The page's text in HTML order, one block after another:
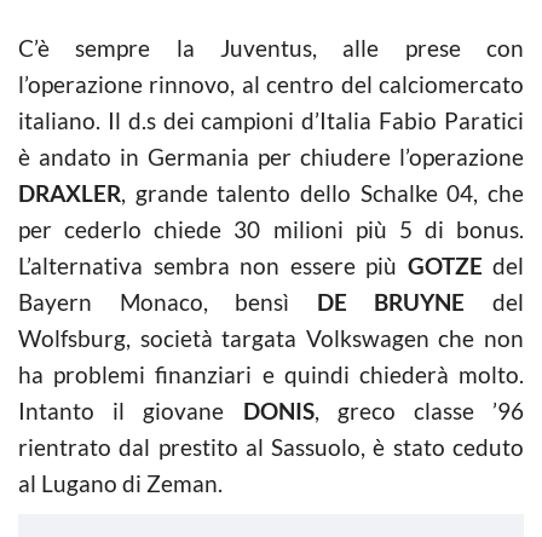
C’è sempre la Juventus, alle prese con
l’operazione rinnovo, al centro del calciomercato
italiano. Il d.s dei campioni d’Italia Fabio Paratici
è andato in Germania per chiudere l’operazione
DRAXLER, grande talento dello Schalke 04, che
per cederlo chiede 30 milioni più 5 di bonus.
L’alternativa sembra non essere più GOTZE del
Bayern Monaco, bensì DE BRUYNE del
Wolfsburg, società targata Volkswagen che non
ha problemi finanziari e quindi chiederà molto.
Intanto il giovane DONIS, greco classe ’96
rientrato dal prestito al Sassuolo, è stato ceduto
al Lugano di Zeman.